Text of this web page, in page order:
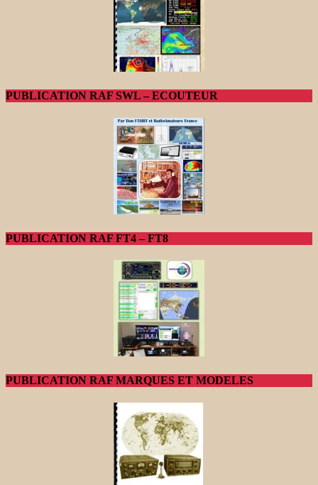
PUBLICATION RAF SWL – ECOUTEUR
PUBLICATION RAF FT4 – FT8
PUBLICATION RAF MARQUES ET MODELES